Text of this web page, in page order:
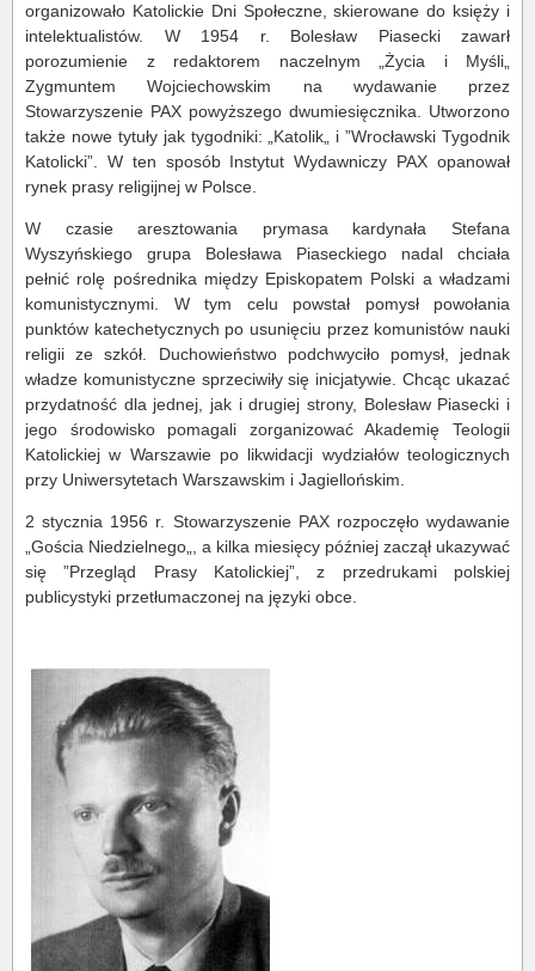
organizowało Katolickie Dni Społeczne, skierowane do księży i
intelektualistów. W 1954 r. Bolesław Piasecki zawarł
porozumienie z redaktorem naczelnym „Życia i Myśli„
Zygmuntem Wojciechowskim na wydawanie przez
Stowarzyszenie PAX powyższego dwumiesięcznika. Utworzono
także nowe tytuły jak tygodniki: „Katolik„ i ”Wrocławski Tygodnik
Katolicki”. W ten sposób Instytut Wydawniczy PAX opanował
rynek prasy religijnej w Polsce.
W czasie aresztowania prymasa kardynała Stefana
Wyszyńskiego grupa Bolesława Piaseckiego nadal chciała
pełnić rolę pośrednika między Episkopatem Polski a władzami
komunistycznymi. W tym celu powstał pomysł powołania
punktów katechetycznych po usunięciu przez komunistów nauki
religii ze szkół. Duchowieństwo podchwyciło pomysł, jednak
władze komunistyczne sprzeciwiły się inicjatywie. Chcąc ukazać
przydatność dla jednej, jak i drugiej strony, Bolesław Piasecki i
jego środowisko pomagali zorganizować Akademię Teologii
Katolickiej w Warszawie po likwidacji wydziałów teologicznych
przy Uniwersytetach Warszawskim i Jagiellońskim.
2 stycznia 1956 r. Stowarzyszenie PAX rozpoczęło wydawanie
„Gościa Niedzielnego„, a kilka miesięcy później zaczął ukazywać
się ”Przegląd Prasy Katolickiej”, z przedrukami polskiej
publicystyki przetłumaczonej na języki obce.